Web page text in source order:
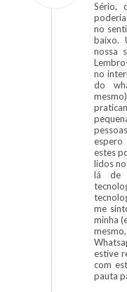
Sério,
no
baixo.
nossa
no
do
espero
estes
lidos
lá de
me
minha
estive
com
pauta